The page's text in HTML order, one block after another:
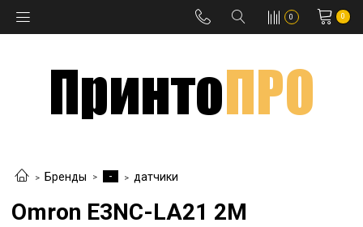
0 0
Бренды - датчики
Omron E3NC-LA21 2M